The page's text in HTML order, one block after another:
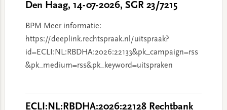
Den Haag, 14-07-2026, SGR 23/7215
BPM Meer informatie:
https://deeplink.rechtspraak.nl/uitspraak?
id=ECLI:NL:RBDHA:2026:22133&pk_campaign=rss
&pk_medium=rss&pk_keyword=uitspraken
ECLI:NL:RBDHA:2026:22128 Rechtbank